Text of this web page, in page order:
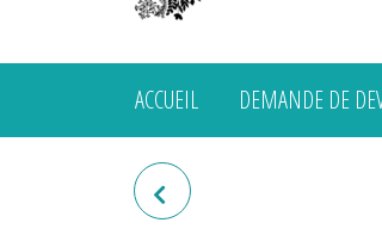
ACCUEIL DEMANDE DE